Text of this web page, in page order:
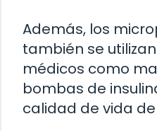
Además, los
también se
médicos como
bombas de
calidad de vida